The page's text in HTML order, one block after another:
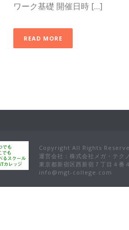
ワーク基礎 開催日時 […]
READ MORE
Copyright All Rights
運営会社：株式会社メガ・テク
東京都新宿区西新宿７丁目４
info@mgt-college.com